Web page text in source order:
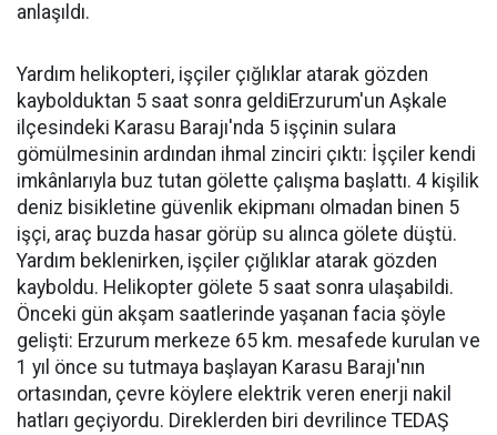
anlaşıldı.
Yardım helikopteri, işçiler çığlıklar atarak gözden
kaybolduktan 5 saat sonra geldiErzurum'un Aşkale
ilçesindeki Karasu Barajı'nda 5 işçinin sulara
gömülmesinin ardından ihmal zinciri çıktı: İşçiler kendi
imkânlarıyla buz tutan gölette çalışma başlattı. 4 kişilik
deniz bisikletine güvenlik ekipmanı olmadan binen 5
işçi, araç buzda hasar görüp su alınca gölete düştü.
Yardım beklenirken, işçiler çığlıklar atarak gözden
kayboldu. Helikopter gölete 5 saat sonra ulaşabildi.
Önceki gün akşam saatlerinde yaşanan facia şöyle
gelişti: Erzurum merkeze 65 km. mesafede kurulan ve
1 yıl önce su tutmaya başlayan Karasu Barajı'nın
ortasından, çevre köylere elektrik veren enerji nakil
hatları geçiyordu. Direklerden biri devrilince TEDAŞ